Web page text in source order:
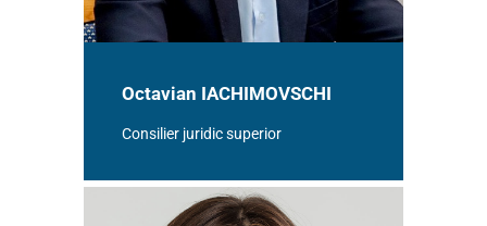
Octavian IACHIMOVSCHI
Consilier juridic superior